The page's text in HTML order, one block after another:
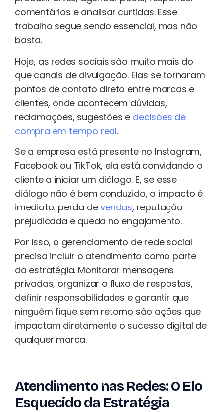
comentários e analisar curtidas. Esse
trabalho segue sendo essencial, mas não
basta.
Hoje, as redes sociais são muito mais do
que canais de divulgação. Elas se tornaram
pontos de contato direto entre marcas e
clientes, onde acontecem dúvidas,
reclamações, sugestões e decisões de
compra em tempo real.
Se a empresa está presente no Instagram,
Facebook ou TikTok, ela está convidando o
cliente a iniciar um diálogo. E, se esse
diálogo não é bem conduzido, o impacto é
imediato: perda devendas, reputação
prejudicada e queda no engajamento.
Por isso, o gerenciamento de rede social
precisa incluir o atendimento como parte
da estratégia. Monitorar mensagens
privadas, organizar o fluxo de respostas,
definir responsabilidades e garantir que
ninguém fique sem retorno são ações que
impactam diretamente o sucesso digital de
qualquer marca.
Atendimento nas Redes: O Elo
Esquecido da Estratégia